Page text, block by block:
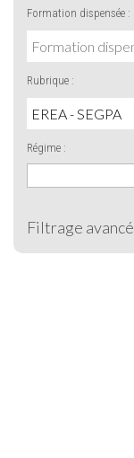
Formation dispensée :
Rubrique :
Régime :
Filtrage avancé